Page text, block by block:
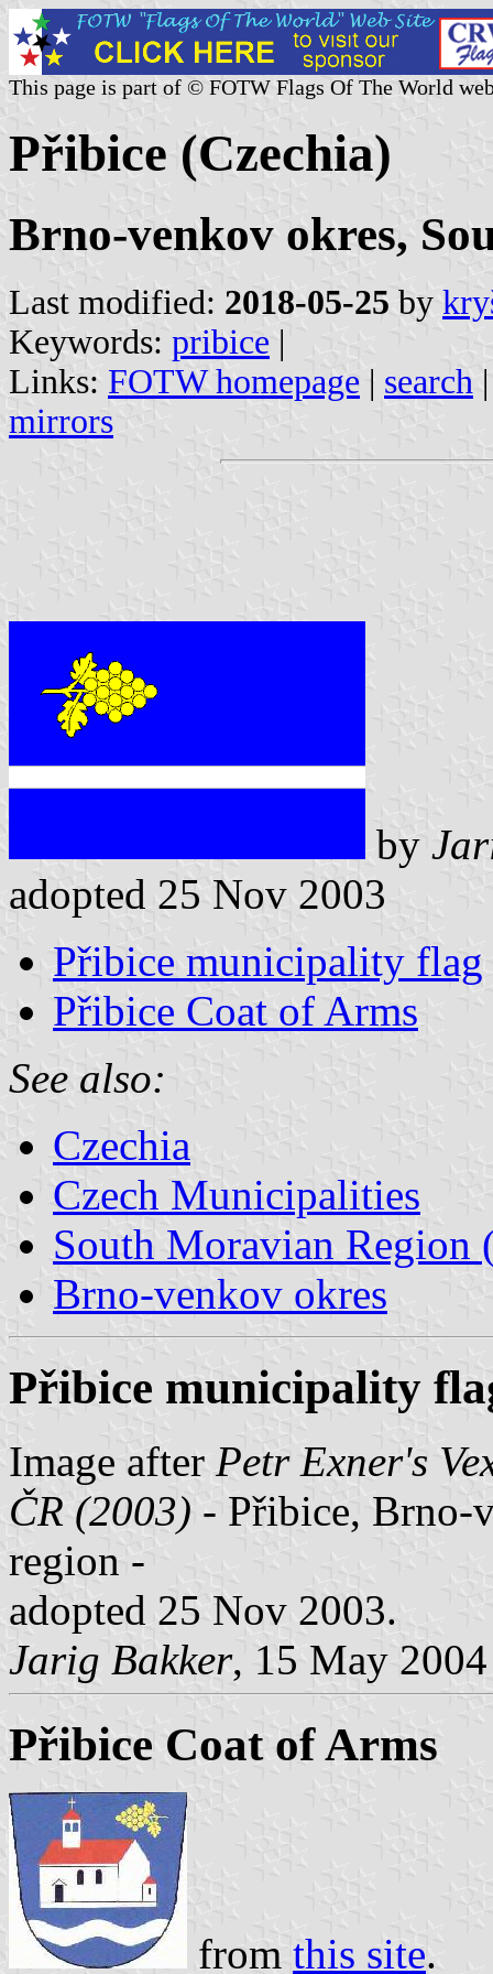
This page is part of © FOTW Flags Of The World
Přibice (Czechia)
Brno-venkov okres,
Last modified: 2018-05-25 by
Keywords: pribice |
Links: FOTW homepage | search
mirrors
by
adopted 25 Nov 2003
Přibice municipality flag
Přibice Coat of Arms
See also:
Czechia
Czech Municipalities
South Moravian Region
Brno-venkov okres
Přibice municipality
Image after Petr Exner's
ČR (2003) - Přibice, Brno-
region -
adopted 25 Nov 2003.
Jarig Bakker, 15 May 2004
Přibice Coat of Arms
from this site.